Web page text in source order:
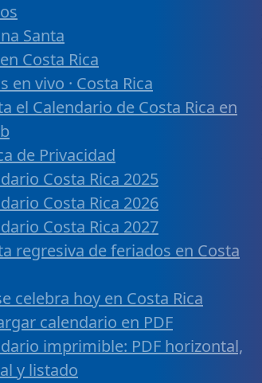
Santa
Costa Rica
en vivo · Costa Rica
el Calendario de Costa Rica en
de Privacidad
Costa Rica 2025
Costa Rica 2026
Costa Rica 2027
regresiva de feriados en Costa
celebra hoy en Costa Rica
calendario en PDF
imprimible: PDF horizontal,
y listado